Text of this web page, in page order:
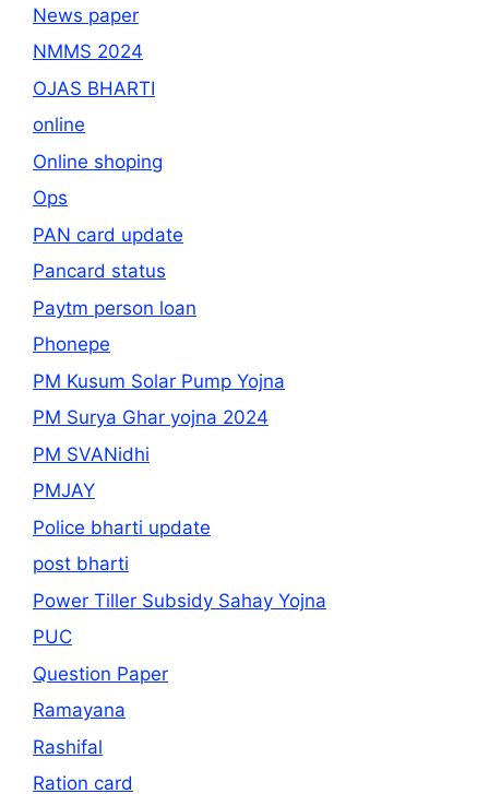
News paper
NMMS 2024
OJAS BHARTI
online
Online shoping
Ops
PAN card update
Pancard status
Paytm person loan
Phonepe
PM Kusum Solar Pump Yojna
PM Surya Ghar yojna 2024
PM SVANidhi
PMJAY
Police bharti update
post bharti
Power Tiller Subsidy Sahay Yojna
PUC
Question Paper
Ramayana
Rashifal
Ration card